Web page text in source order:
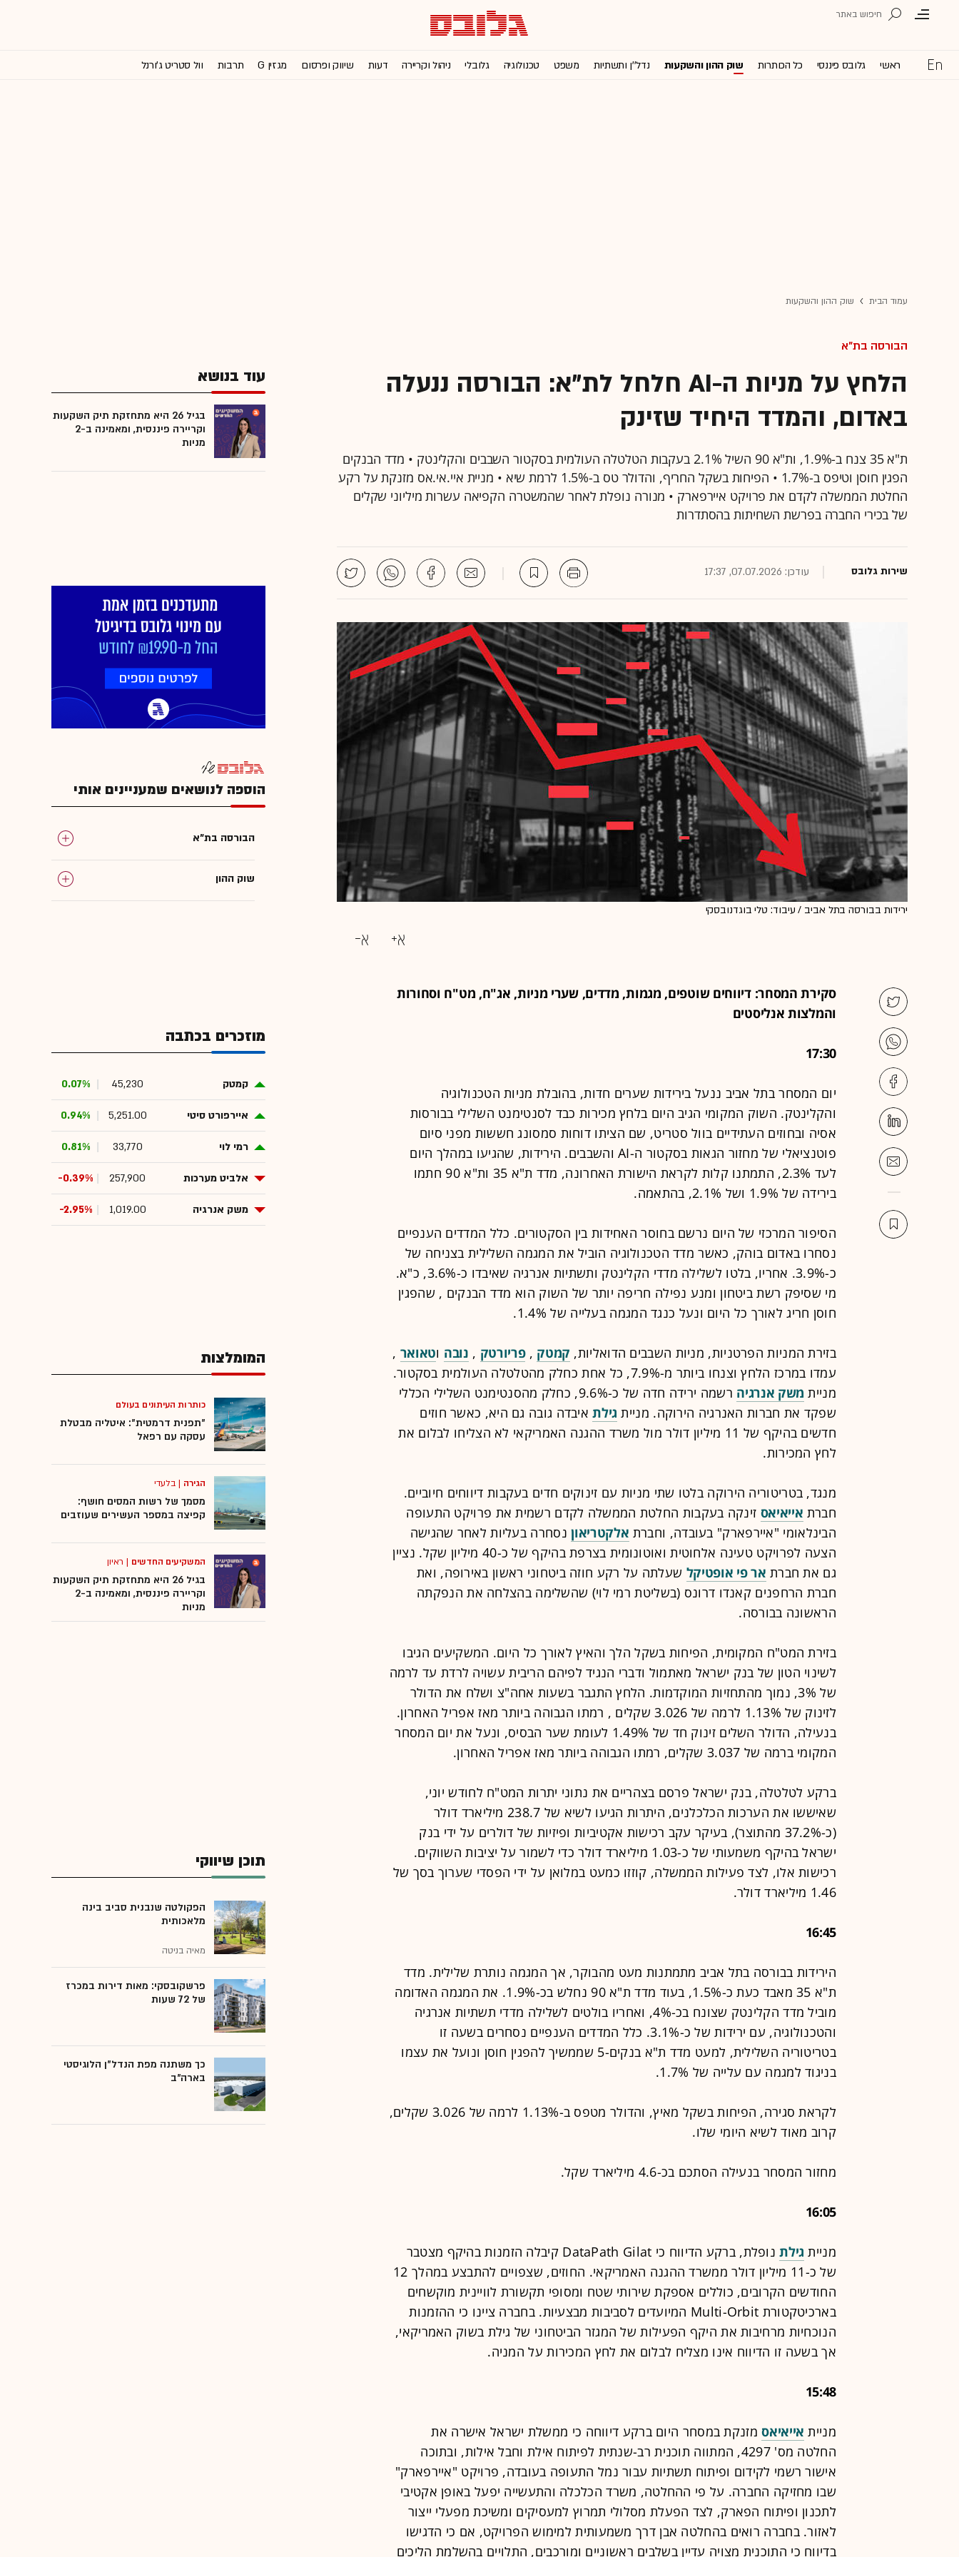
ראשי גלובס פיננסי כל הכותרות שוק ההון והשקעות נדל''ן ותשתיות משפט טכנולוגיה גלובלי ניהול וקריירה דעות שיווק ופרסום מגזין G תרבות וול סטריט ג'ורנל
עמוד הבית שוק ההון והשקעות
הבורסה בת"א
הלחץ על מניות ה-AI חלחל לת"א: הבורסה ננעלה
באדום, והמדד היחיד שזינק
ת"א 35 צנח ב-1.9%, ות"א 90 השיל 2.1% בעקבות הטלטלה העולמית בסקטור השבבים והקלינטק • מדד הבנקים
הפגין חוסן וטיפס ב-1.7% • הפיחות בשקל החריף, והדולר טס ב-1.5% לרמת שיא • מניית איי.אי.אס מזנקת על רקע
החלטת הממשלה לקדם את פרויקט איירפארק • מנורה נופלת לאחר שהמשטרה הקפיאה עשרות מיליוני שקלים
של בכירי החברה בפרשת השחיתות בהסתדרות
שירות גלובס עודכן: 07.07.2026, 17:37
ירידות בבורסה בתל אביב / עיבוד: טלי בוגדנובסקי
סקירת המסחר: דיווחים שוטפים, מגמות, מדדים, שערי מניות, אג"ח, מט"ח וסחורות
והמלצות אנליסטים
17:30
יום המסחר בתל אביב ננעל בירידות שערים חדות, בהובלת מניות הטכנולוגיה
והקלינטק. השוק המקומי הגיב היום בלחץ מכירות כבד לסנטימנט השלילי בבורסות
אסיה ובחוזים העתידיים בוול סטריט, שם הציתו דוחות סמסונג חששות מפני סיום
פוטנציאלי של מחזור הגאות בסקטור ה-AI והשבבים. הירידות, שהגיעו במהלך היום
לעד 2.3%, התמתנו קלות לקראת הישורת האחרונה, מדד ת"א 35 ות"א 90 חתמו
בירידה של 1.9% ושל 2.1%, בהתאמה.
הסיפור המרכזי של היום נרשם בחוסר האחידות בין הסקטורים. כלל המדדים הענפיים
נסחרו באדום בוהק, כאשר מדד הטכנולוגיה הוביל את המגמה השלילית בצניחה של
כ-3.9%. אחריו, בלטו לשלילה מדדי הקלינטק ותשתיות אנרגיה שאיבדו כ-3.6%, כ"א.
מי שסיפק רשת ביטחון ומנע נפילה חריפה יותר של השוק הוא מדד הבנקים , שהפגין
חוסן חריג לאורך כל היום ונעל כנגד המגמה בעלייה של 1.4%.
בזירת המניות הפרטניות, מניות השבבים הדואליות, קמטק ,פריורטק , נובה וטאואר ,
עמדו במרכז הלחץ וצנחו ביותר מ-7.9%, כל אחת כחלק מהטלטלה העולמית בסקטור.
מניית משק אנרגיה
רשמה ירידה חדה של כ-9.6%, כחלק מהסנטימנט השלילי הכללי
שפקד את חברות האנרגיה הירוקה. מניית גילת איבדה גובה גם היא, כאשר חוזים
חדשים בהיקף של 11 מיליון דולר מול משרד ההגנה האמריקאי לא הצליחו לבלום את
לחץ המכירות.
מנגד, בטריטוריה הירוקה בלטו שתי מניות עם זינוקים חדים בעקבות דיווחים חיוביים.
חברת אייאיאס זינקה בעקבות החלטת הממשלה לקדם רשמית את פרויקט התעופה
הבינלאומי "איירפארק" בעובדה, וחברת אלקטריאון נסחרה בעליות לאחר שהגישה
הצעה לפרויקט טעינה אלחוטית ואוטונומית בצרפת בהיקף של כ-40 מיליון שקל. נציין
גם את חברת אר פי אופטיקל שעלתה על רקע חוזה ביטחוני ראשון באירופה, ואת
חברת הרחפנים קאנדו דרונס (בשליטת רמי לוי) שהשלימה בהצלחה את הנפקתה
הראשונה בבורסה.
בזירת המט"ח המקומית, הפיחות בשקל הלך והאיץ לאורך כל היום. המשקיעים הגיבו
לשינוי הטון של בנק ישראל מאתמול ודברי הנגיד לפיהם הריבית עשויה לרדת עד לרמה
של 3%, נמוך מהתחזיות המוקדמות. הלחץ התגבר בשעות אחה"צ ושלח את הדולר
לזינוק של 1.13% לרמה של 3.026 שקלים , רמתו הגבוהה ביותר מאז אפריל האחרון.
בנעילה, הדולר השלים זינוק חד של 1.49% לעומת שער הבסיס, ונעל את יום המסחר
המקומי ברמה של 3.037 שקלים, רמתו הגבוהה ביותר מאז אפריל האחרון.
ברקע לטלטלה, בנק ישראל פרסם בצהריים את נתוני יתרות המט"ח לחודש יוני,
שאיששו את הערכות הכלכלנים, היתרות הגיעו לשיא של 238.7 מיליארד דולר
(כ-37.2% מהתוצר), בעיקר עקב רכישות אקטיביות ופיזיות של דולרים על ידי בנק
ישראל בהיקף משמעותי של כ-1.03 מיליארד דולר כדי לשמור על יציבות השווקים.
רכישות אלו, לצד פעילות הממשלה, קוזזו כמעט במלואן על ידי הפסדי שערוך בסך של
1.46 מיליארד דולר.
16:45
הירידות בבורסה בתל אביב מתמתנות מעט מהבוקר, אך המגמה נותרת שלילית. מדד
ת"א 35 מאבד כעת כ-1.5%, בעוד מדד ת"א 90 נחלש בכ-1.9%. את המגמה האדומה
מוביל מדד הקלינטק שצונח בכ-4%, ואחריו בולטים לשלילה מדדי תשתיות אנרגיה
והטכנולוגיה, עם ירידות של כ-3.1%. כלל המדדים הענפיים נסחרים בשעה זו
בטריטוריה השלילית, למעט מדד ת"א בנקים-5 שממשיך להפגין חוסן ונועל את עצמו
בניגוד למגמה עם עלייה של 1.7%.
לקראת סגירה, הפיחות בשקל מאיץ, והדולר מטפס ב-1.13% לרמה של 3.026 שקלים,
קרוב מאוד לשיא היומי שלו.
מחזור המסחר בנעילה הסתכם בכ-4.6 מיליארד שקל.
16:05
מניית גילת
נופלת, ברקע הדיווח כי DataPath Gilat קיבלה הזמנות בהיקף מצטבר
של כ-11 מיליון דולר ממשרד ההגנה האמריקאי. החוזים, שצפויים להתבצע במהלך 12
החודשים הקרובים, כוללים אספקת שירותי שטח ומסופי תקשורת לוויינית מוקשחים
בארכיטקטורת Multi-Orbit המיועדים לסביבות מבצעיות. בחברה ציינו כי ההזמנות
הנוכחיות מרחיבות את היקף הפעילות של המגזר הביטחוני של גילת בשוק האמריקאי,
אך בשעה זו הדיווח אינו מצליח לבלום את לחץ המכירות על המניה.
15:48
מניית אייאיאס מזנקת במסחר היום ברקע דיווחה כי ממשלת ישראל אישרה את
החלטה מס' 4297, המתווה תוכנית רב-שנתית לפיתוח אילת וחבל אילות, ובתוכה
אישור רשמי לקידום ופיתוח תשתיות עבור נמל התעופה בעובדה, פרויקט "איירפארק"
שבו מחזיקה החברה. על פי ההחלטה, משרד הכלכלה והתעשייה יפעל באופן אקטיבי
לתכנון ופיתוח הפארק, לצד הפעלת מסלולי תמרוץ למעסיקים ומשיכת מפעלי ייצור
לאזור. בחברה רואים בהחלטה אבן דרך משמעותית למימוש הפרויקט, אם כי הדגישו
בדיווח כי התוכנית מצויה עדיין בשלבים ראשוניים ומורכבים, התלויים בהשלמת הליכים
עוד בנושא
בגיל 26 היא מתחזקת תיק השקעות
וקריירה פיננסית, ומאמינה ב-2
מניות
הוספה לנושאים שמעניינים אותי
הבורסה בת"א
שוק ההון
מוזכרים בכתבה
קמטק 45,230
0.07%
איירפורט סיטי 5,251.00
0.94%
רמי לוי 33,770
0.81%
אלביט מערכות 257,900
-0.39%
משק אנרגיה 1,019.00
-2.95%
המומלצות
כותרות העיתונים בעולם
"תפנית דרמטית": איטליה מבטלת
עסקה עם רפאל
הגירה |בלעדי
מסמך של רשות המסים חושף:
קפיצה במספר העשירים שעוזבים
המשקיעים החדשים | ראיון
בגיל 26 היא מתחזקת תיק השקעות
וקריירה פיננסית, ומאמינה ב-2
מניות
תוכן שיווקי
הפקולטה שנבנית סביב בינה
מלאכותית
מאיה בניטה
פרשקובסקי: מאות דירות במכרז
של 72 שעות
כך משתנה מפת הנדל"ן הלוגיסטי
בארה"ב